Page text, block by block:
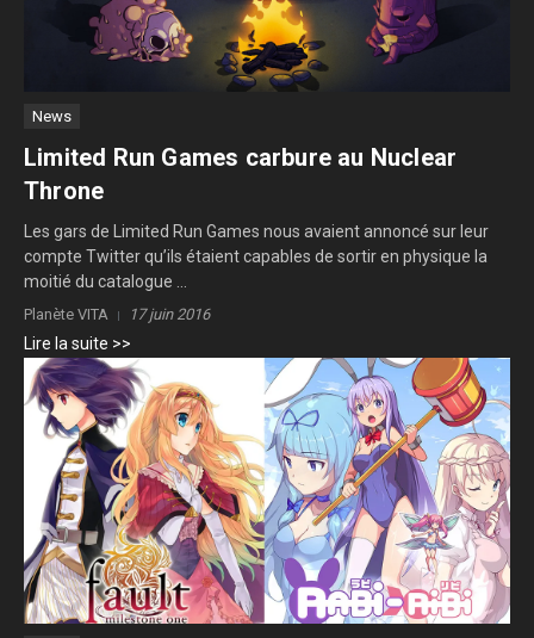
News
Limited Run Games carbure au Nuclear
Throne
Les gars de Limited Run Games nous avaient annoncé sur leur
compte Twitter qu’ils étaient capables de sortir en physique la
moitié du catalogue ...
Planète VITA 17 juin 2016
Lire la suite >>